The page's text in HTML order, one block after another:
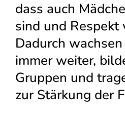
dass auch
sind und Respekt
Dadurch
immer weiter,
Gruppen und
zur Stärkung der